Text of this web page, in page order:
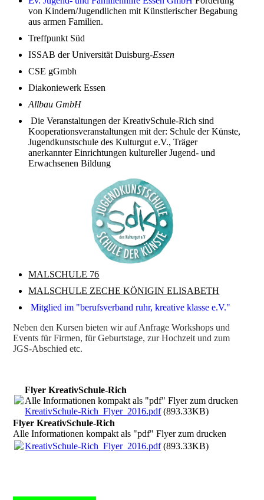
von Kindern/Jugendlichen mit Künstlerischer Begabung
aus armen Familien.
Treffpunkt Süd
ISSAB der Universität Duisburg-Essen
CSE gGmbh
Diakoniewerk Essen
Allbau GmbH
Die Veranstaltungen der KreativSchule-Rich sind
Kooperationsveranstaltungen mit der: Schule der Künste,
Jugendkunstschule des Kulturgut e.V., Träger
anerkannter Einrichtungen kultureller Jugend- und
Erwachsenen Bildung
MALSCHULE 76
MALSCHULE ZECHE KÖNIGIN ELISABETH
Mitglied im "berufsverband ruhr, kreative klasse e.V."
Neben den Kursen bieten wir auf Anfrage Workshops und
Events für Firmen, für Geburtstage, zur Hochzeit und zum
JGS-Abschied etc.
Flyer KreativSchule-Rich
Alle Informationen kompakt als "pdf" Flyer zum drucken
KreativSchule-Rich_Flyer_2016.pdf(893.33KB)
Flyer KreativSchule-Rich
Alle Informationen kompakt als "pdf" Flyer zum drucken
KreativSchule-Rich_Flyer_2016.pdf(893.33KB)